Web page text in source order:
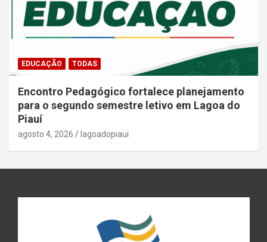
EDUCAÇÃO TODAS
Encontro Pedagógico fortalece planejamento
para o segundo semestre letivo em Lagoa do
Piauí
agosto 4, 2026 lagoadopiaui